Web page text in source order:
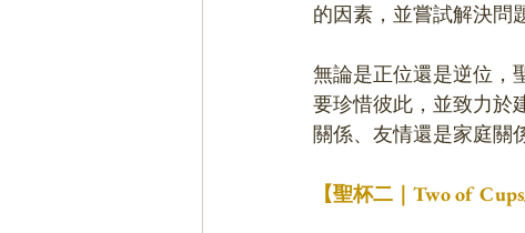
的因素，並嘗試解決問
無論是正位還是逆位，
要珍惜彼此，並致力於
關係、友情還是家庭關
【聖杯二｜Two of